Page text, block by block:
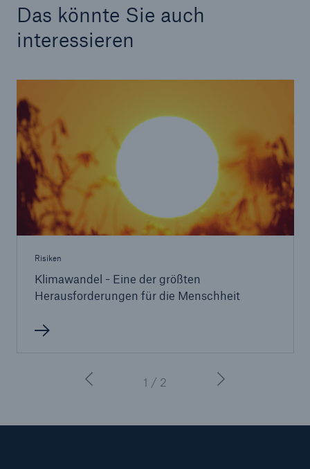
Das könnte Sie auch
interessieren
Risiken
Klimawandel - Eine der größten
Herausforderungen für die Menschheit
1 / 2